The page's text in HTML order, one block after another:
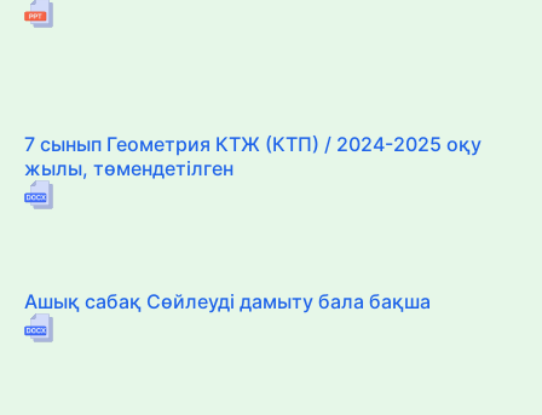
7 сынып Геометрия КТЖ (КТП) / 2024-2025 оқу
жылы, төмендетілген
Ашық сабақ Сөйлеуді дамыту бала бақша